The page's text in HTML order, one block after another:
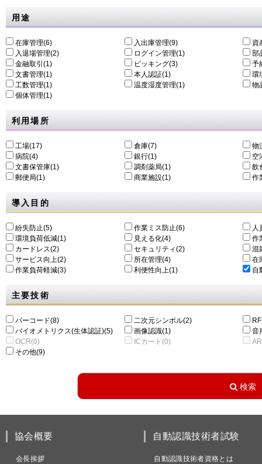
用途
在庫管理(6) 入出庫管理(9)
資
入退場管理(2)
ログイン管理(1)
部
金融取引(1)
ピッキング(3)
予
文書管理(1)
本人認証(1)
環
工数管理(1)
温度湿度管理(1)
物
個体管理(1)
利用場所
工場(17) 倉庫(7)
物
病院(4)
銀行(1)
空
文書保管庫(1)
調剤薬局(1)
飲
郵便局(1)
商業施設(1) 作
導入目的
紛失防止(5) 作業ミス防止(6)
人
環境負荷低減(1)
⾒える化(4)
作
カードレス(2)
セキュリティ(2)
混
サービス向上(2)
所在管理(4)
在
作業負荷軽減(3)
利便性向上(1) 自
主要技術
バーコード(8) 二次元シンボル(2)
バイオメトリクス(生体認証)(5)
画像認識(1)
音
OCR(0)
ICカード(0)
その他(9)
協会概要
会長挨拶
自動認識技術者試験
自動認識技術者資格とは